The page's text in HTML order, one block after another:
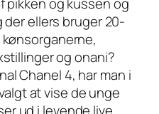
der ellers bruger 20-
og onani?
Chanel 4, har man i
at vise de unge
ud i levende live,